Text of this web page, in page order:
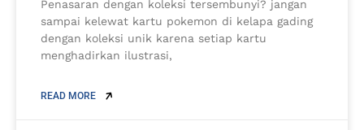
Penasaran dengan koleksi tersembunyi? jangan
sampai kelewat kartu pokemon di kelapa gading
dengan koleksi unik karena setiap kartu
menghadirkan ilustrasi,
READ MORE